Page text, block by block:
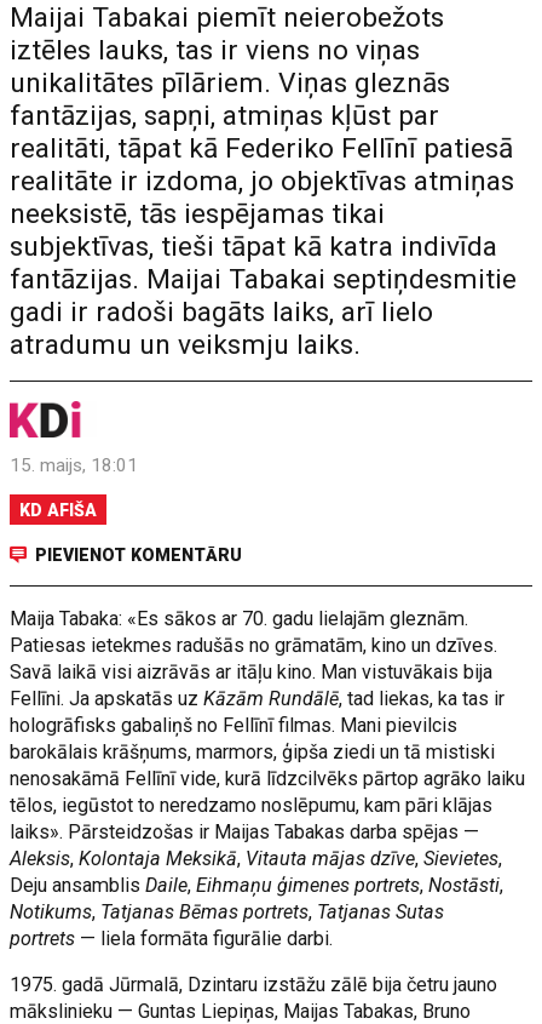
Maijai Tabakai piemīt neierobežots
iztēles lauks, tas ir viens no viņas
unikalitātes pīlāriem. Viņas gleznās
fantāzijas, sapņi, atmiņas kļūst par
realitāti, tāpat kā Federiko Fellīnī patiesā
realitāte ir izdoma, jo objektīvas atmiņas
neeksistē, tās iespējamas tikai
subjektīvas, tieši tāpat kā katra indivīda
fantāzijas. Maijai Tabakai septiņdesmitie
gadi ir radoši bagāts laiks, arī lielo
atradumu un veiksmju laiks.
15. maijs, 18:01
KD AFIŠA
PIEVIENOT KOMENTĀRU
Maija Tabaka: «Es sākos ar 70. gadu lielajām gleznām.
Patiesas ietekmes radušās no grāmatām, kino un dzīves.
Savā laikā visi aizrāvās ar itāļu kino. Man vistuvākais bija
Fellīni. Ja apskatās uzKāzām Rundālē, tad liekas, ka tas ir
hologrāfisks gabaliņš no Fellīnī filmas. Mani pievilcis
barokālais krāšņums, marmors, ģipša ziedi un tā mistiski
nenosakāmā Fellīnī vide, kurā līdzcilvēks pārtop agrāko laiku
tēlos, iegūstot to neredzamo noslēpumu, kam pāri klājas
laiks». Pārsteidzošas ir Maijas Tabakas darba spējas —
Aleksis,Kolontaja Meksikā, Vitauta mājas dzīve,Sievietes,
Deju ansamblisDaile,Eihmaņu ģimenes portrets,Nostāsti,
Notikums, Tatjanas Bēmas portrets, Tatjanas Sutas
portrets — liela formāta figurālie darbi.
1975. gadā Jūrmalā, Dzintaru izstāžu zālē bija četru jauno
mākslinieku — Guntas Liepiņas, Maijas Tabakas, Bruno